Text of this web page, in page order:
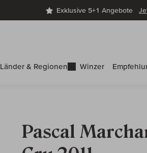
Exklusive 5+1 Angebote
Länder & Regionen Winzer
Pascal